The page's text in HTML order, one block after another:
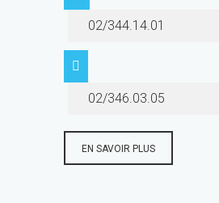
02/344.14.01
02/346.03.05
EN SAVOIR PLUS